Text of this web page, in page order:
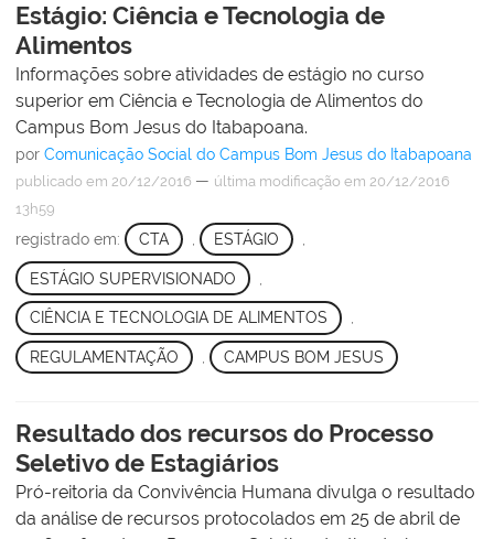
Estágio: Ciência e Tecnologia de
Alimentos
Informações sobre atividades de estágio no curso
superior em Ciência e Tecnologia de Alimentos do
Campus Bom Jesus do Itabapoana.
por Comunicação Social do Campus Bom Jesus do Itabapoana
publicado em 20/12/2016 — última modificação em 20/12/2016
13h59
registrado em: CTA ESTÁGIO
ESTÁGIO SUPERVISIONADO
CIÊNCIA E TECNOLOGIA DE ALIMENTOS ,
REGULAMENTAÇÃO CAMPUS BOM JESUS
Resultado dos recursos do Processo
Seletivo de Estagiários
Pró-reitoria da Convivência Humana divulga o resultado
da análise de recursos protocolados em 25 de abril de